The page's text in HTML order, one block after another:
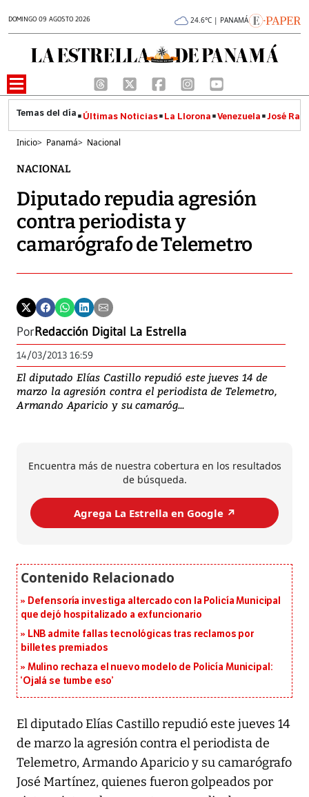
DOMINGO 09 AGOSTO 2026 24.6°C | PANAMÁ
Últimas Noticias La Llorona Venezuela José
Inicio> Panamá> Nacional
NACIONAL
Diputado repudia agresión
contra periodista y
camarógrafo de Telemetro
PorRedacción Digital La Estrella
14/03/2013 16:59
El diputado Elías Castillo repudió este jueves 14 de
marzo la agresión contra el periodista de Telemetro,
Armando Aparicio y su camaróg...
Encuentra más de nuestra cobertura en los resultados
de búsqueda.
Agrega La Estrella en Google ↗️
Defensoría investiga altercado con la Policía Municipal
que dejó hospitalizado a exfuncionario
LNB admite fallas tecnológicas tras reclamos por
billetes premiados
Mulino rechaza el nuevo modelo de Policía Municipal:
‘Ojalá se tumbe eso’
El diputado Elías Castillo repudió este jueves 14
de marzo la agresión contra el periodista de
Telemetro, Armando Aparicio y su camarógrafo
José Martínez, quienes fueron golpeados por